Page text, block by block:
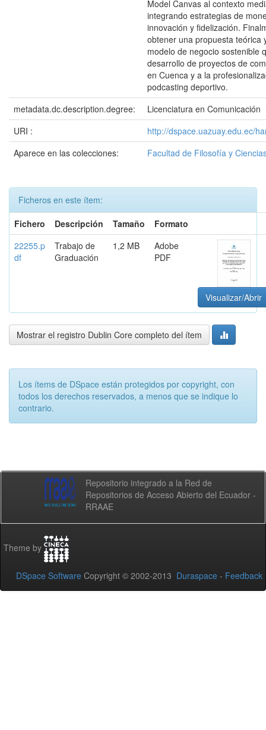
Model Canvas al contexto
integrando estrategias de
innovación y fidelización.
obtener una propuesta teórica
modelo de negocio sostenible
desarrollo de proyectos de
en Cuenca y a la
podcasting deportivo.
metadata.dc.description.degree:
Licenciatura en Comunicación
URI :
http://dspace.uazuay.edu.ec/
Aparece en las colecciones:
Facultad de Filosofía y
Ficheros en este ítem:
Fichero
Descripción Tamaño
Formato
22255.p
df
Trabajo de
Graduación
1,2 MB
Adobe
PDF
Visualizar/Abrir
Mostrar el registro Dublin Core completo del ítem
Los ítems de DSpace están protegidos por copyright, con
todos los derechos reservados, a menos que se indique lo
contrario.
Repositorio integrado a la Red de
Repositorios de Acceso Abierto del Ecuador -
RRAAE
Theme by
DSpace Software Copyright © 2002-2013 Duraspace - Feedback